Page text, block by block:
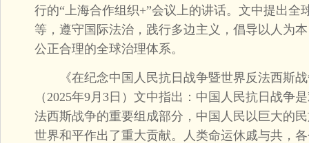
行的“上海合作组织+”会议上的讲话。文中提出全
等，遵守国际法治，践行多边主义，倡导以人为
公正合理的全球治理体系。
《在纪念中国人民抗日战争暨世界反法西斯战
（2025年9月3日）文中指出：中国人民抗日战争
法西斯战争的重要组成部分，中国人民以巨大的
世界和平作出了重大贡献。人类命运休戚与共，